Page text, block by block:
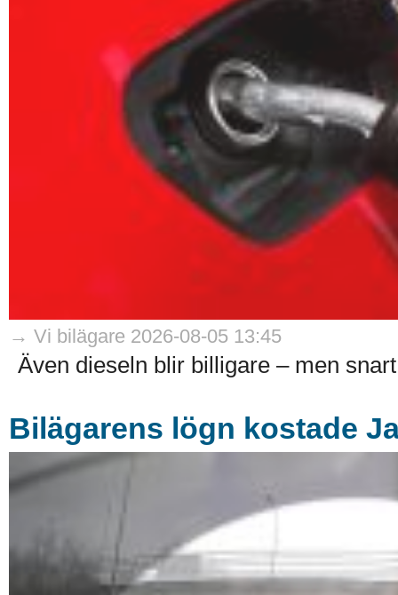
→ Vi bilägare 2026-08-05 13:45
Även dieseln blir billigare – men
Bilägarens lögn kostade